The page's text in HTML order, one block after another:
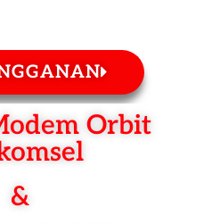
Orbit
&